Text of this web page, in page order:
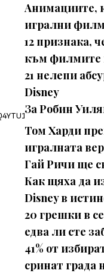
Анимациите,
игрални
12 признака,
към филмите
21 нелепи
Disney
За Робин
Том Харди
игралната
Гай Ричи ще
Как щяха да
Disney в
20 грешки в
едва ли сте
41% от
сринат града